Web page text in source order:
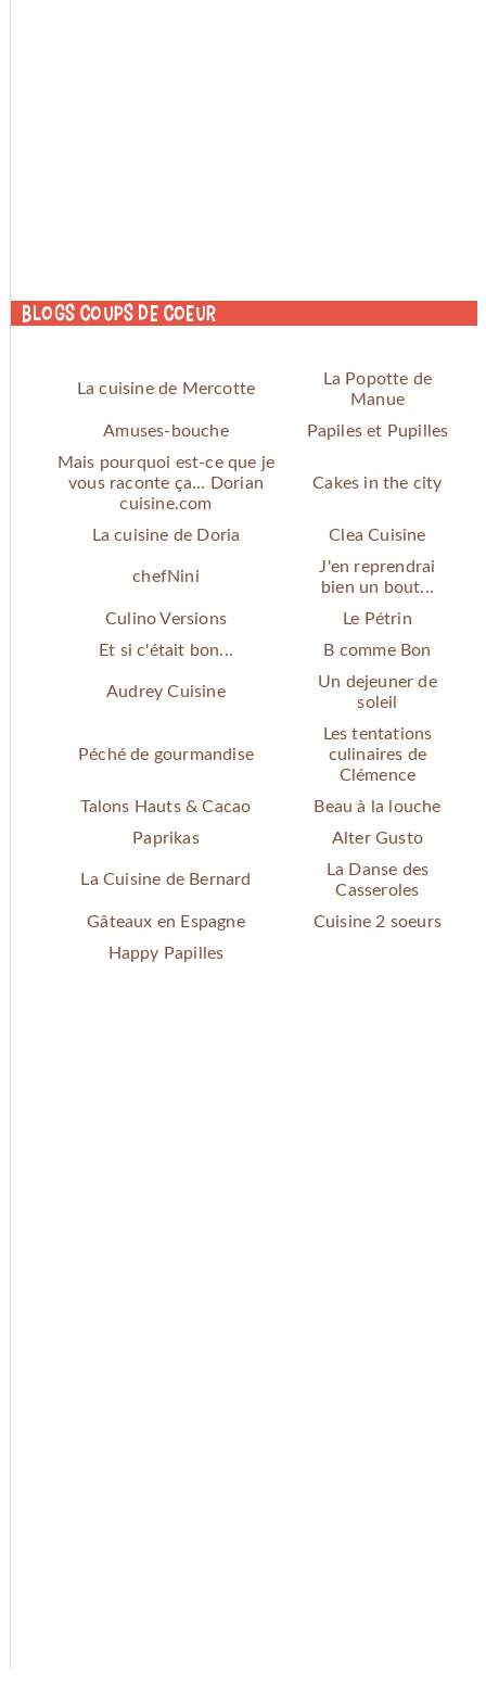
Blogs coups de coeur
La cuisine de Mercotte
La Popotte de
Manue
Amuses-bouche
Papiles et Pupilles
Mais pourquoi est-ce que je
vous raconte ça... Dorian
cuisine.com
Cakes in the city
La cuisine de Doria Clea Cuisine
chefNini
J'en reprendrai
bien un bout...
Culino Versions
Le Pétrin
Et si c'était bon...
B comme Bon
Audrey Cuisine
Un dejeuner de
soleil
Péché de gourmandise
Les tentations
culinaires de
Clémence
Talons Hauts & Cacao
Beau à la louche
Paprikas
Alter Gusto
La Cuisine de Bernard
La Danse des
Casseroles
Gâteaux en Espagne
Cuisine 2 soeurs
Happy Papilles